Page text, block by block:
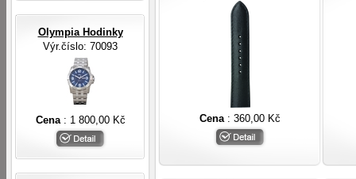
Cena : 360,00 Kč
Olympia Hodinky
Výr.číslo: 70093
Cena : 1 800,00 Kč